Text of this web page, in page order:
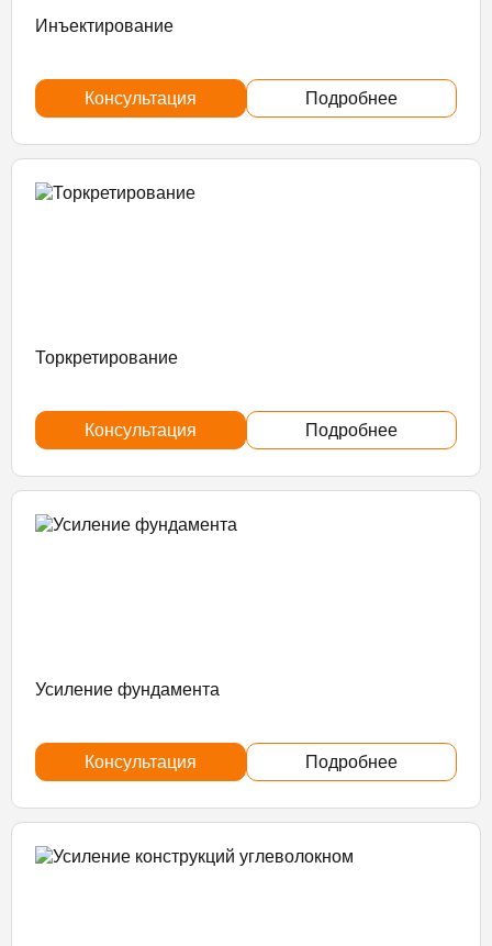
Инъектирование
Консультация Подробнее
Торкретирование
Консультация Подробнее
Усиление фундамента
Консультация Подробнее